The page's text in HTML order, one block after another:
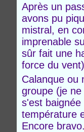
Après un
avons pu
mistral, en
imprenable
sûr fait une
force du
Calanque ou
groupe (je
s'est
température
Encore